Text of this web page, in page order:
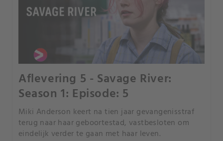
Aflevering 5 - Savage River:
Season 1: Episode: 5
Miki Anderson keert na tien jaar gevangenisstraf
terug naar haar geboortestad, vastbesloten om
eindelijk verder te gaan met haar leven.